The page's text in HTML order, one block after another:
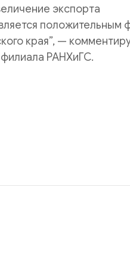
экспорта
положительным
края”, —
РАНХиГС.